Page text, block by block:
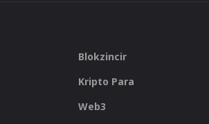
Blokzincir
Kripto Para
Web3